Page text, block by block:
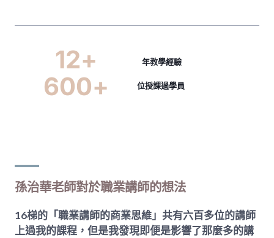
12+ 年教學經驗
600+ 位授課過學員
孫治華老師對於職業講師的想法
16梯的「職業講師的商業思維」共有六百多位的講師
上過我的課程，但是我發現即便是影響了那麼多的講